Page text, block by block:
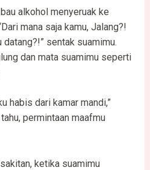
alkohol menyeruak ke
mana saja kamu, Jalang?!
sentak suamimu.
dan mata suamimu seperti
dari kamar mandi,”
permintaan maafmu
ketika suamimu